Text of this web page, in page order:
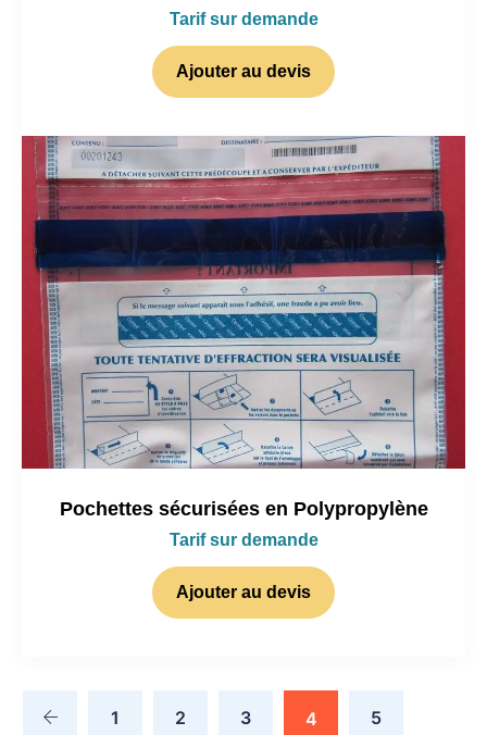
Tarif sur demande
Ajouter au devis
Pochettes sécurisées en Polypropylène
Tarif sur demande
Ajouter au devis
1 2 3 4 5